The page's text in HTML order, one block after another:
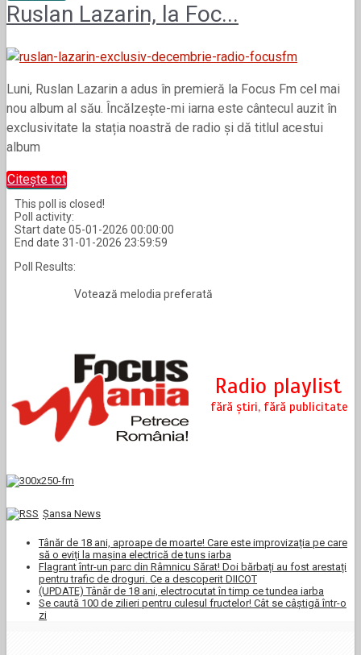
Ruslan Lazarin, la Foc...
Luni, Ruslan Lazarin a adus în premieră la Focus Fm cel mai
nou album al său. Încălzește-mi iarna este cântecul auzit în
exclusivitate la stația noastră de radio și dă titlul acestui
album
Citește tot
This poll is closed!
Poll activity:
Start date 05-01-2026 00:00:00
End date 31-01-2026 23:59:59
Poll Results:
Votează melodia preferată
Şansa News
Tânăr de 18 ani, aproape de moarte! Care este improvizația pe care
să o eviți la mașina electrică de tuns iarba
Flagrant într-un parc din Râmnicu Sărat! Doi bărbați au fost arestați
pentru trafic de droguri. Ce a descoperit DIICOT
(UPDATE) Tânăr de 18 ani, electrocutat în timp ce tundea iarba
Se caută 100 de zilieri pentru culesul fructelor! Cât se câștigă într-o
zi